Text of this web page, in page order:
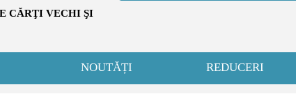
CĂRŢI VECHI ŞI
NOUTĂȚI REDUCERI